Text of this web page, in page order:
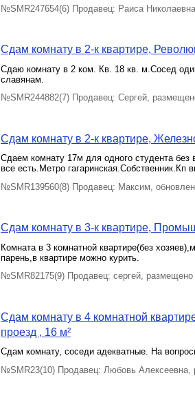
№SMR247654(6) Продавец: Раиса
Сдам комнату в 2-к квартире,
Сдаю комнату в 2 ком. Кв. 18 кв. м.Сосед
славянам.
№SMR244882(7) Продавец: Сергей,
Сдам комнату в 2-к квартире,
Сдаем комнату 17м для одного студента
все есть.Метро гагаринская.Собственник.Кп
№SMR139560(8) Продавец: Максим,
Сдам комнату в 3-к квартире,
Комната в 3 комнатной квартире(без
парень,в квартире можно курить.
№SMR82175(9) Продавец: сергей, размещено
Сдам комнату в 4 комнатной
проезд , 16 м²
Сдам комнату, соседи адекватные. На
№SMR23(10) Продавец: Любовь Алексеевна,